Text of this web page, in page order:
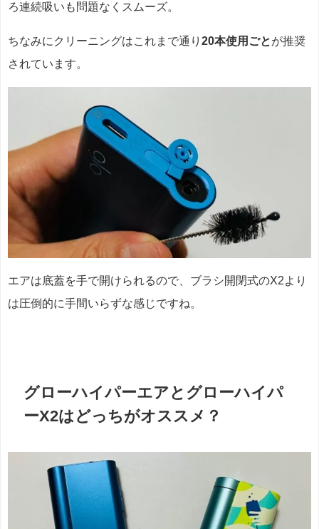
ろ連続吸いも問題なくスムーズ。
ちなみにクリーニングはこれまで通り 20本使用ごとが推奨
されています。
エアは底蓋を手で開けられるので、ブラシ開閉式のX2より
は圧倒的に手間いらずな感じですね。
グローハイパーエアとグローハイパ
ーX2はどっちがオススメ？